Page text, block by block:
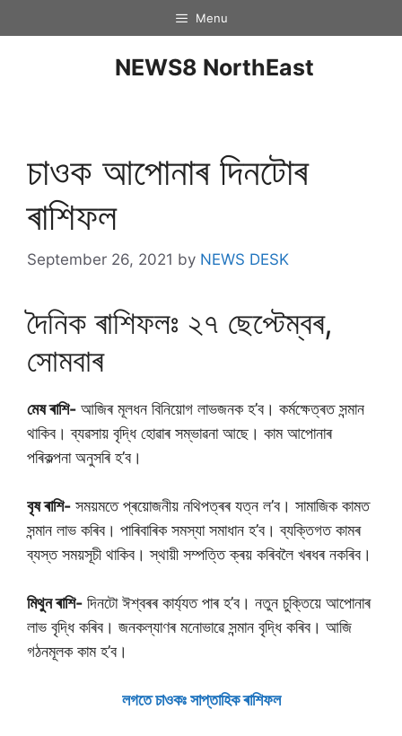
Menu
NEWS8 NorthEast
চাওক আপোনাৰ দিনটােৰ
ৰাশিফল
September 26, 2021 by NEWS DESK
দৈনিক ৰাশিফলঃ ২৭ ছেপ্টেম্বৰ,
সােমবাৰ
মেষ ৰাশি- আজিৰ মূলধন বিনিয়োগ লাভজনক হ’ব। কৰ্মক্ষেত্ৰত সন্মান
থাকিব। ব্যৱসায় বৃদ্ধি হোৱাৰ সম্ভাৱনা আছে। কাম আপোনাৰ
পৰিকল্পনা অনুসৰি হ’ব।
বৃষ ৰাশি- সময়মতে প্ৰয়োজনীয় নথিপত্ৰৰ যত্ন ল’ব। সামাজিক কামত
সন্মান লাভ কৰিব। পাৰিবাৰিক সমস্যা সমাধান হ’ব। ব্যক্তিগত কামৰ
ব্যস্ত সময়সূচী থাকিব। স্থায়ী সম্পত্তি ক্ৰয় কৰিবলৈ খৰধৰ নকৰিব।
মিথুন ৰাশি- দিনটো ঈশ্বৰৰ কাৰ্য্যত পাৰ হ’ব। নতুন চুক্তিয়ে আপোনাৰ
লাভ বৃদ্ধি কৰিব। জনকল্যাণৰ মনোভাৱে সন্মান বৃদ্ধি কৰিব। আজি
গঠনমূলক কাম হ’ব।
লগতে চাওকঃ সাপ্তাহিক ৰাশিফল